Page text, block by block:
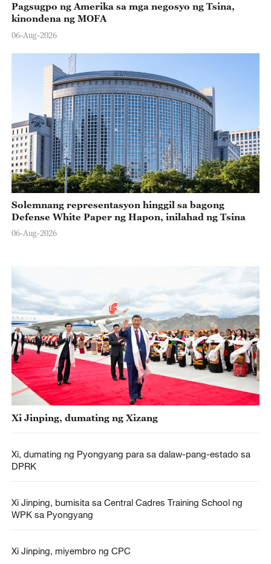
Pagsugpo ng Amerika sa mga negosyo ng Tsina,
kinondena ng MOFA
06-Aug-2026
Solemnang representasyon hinggil sa bagong
Defense White Paper ng Hapon, inilahad ng Tsina
06-Aug-2026
Xi Jinping, dumating ng Xizang
Xi, dumating ng Pyongyang para sa dalaw-pang-estado sa
DPRK
Xi Jinping, bumisita sa Central Cadres Training School ng
WPK sa Pyongyang
Xi Jinping, miyembro ng CPC